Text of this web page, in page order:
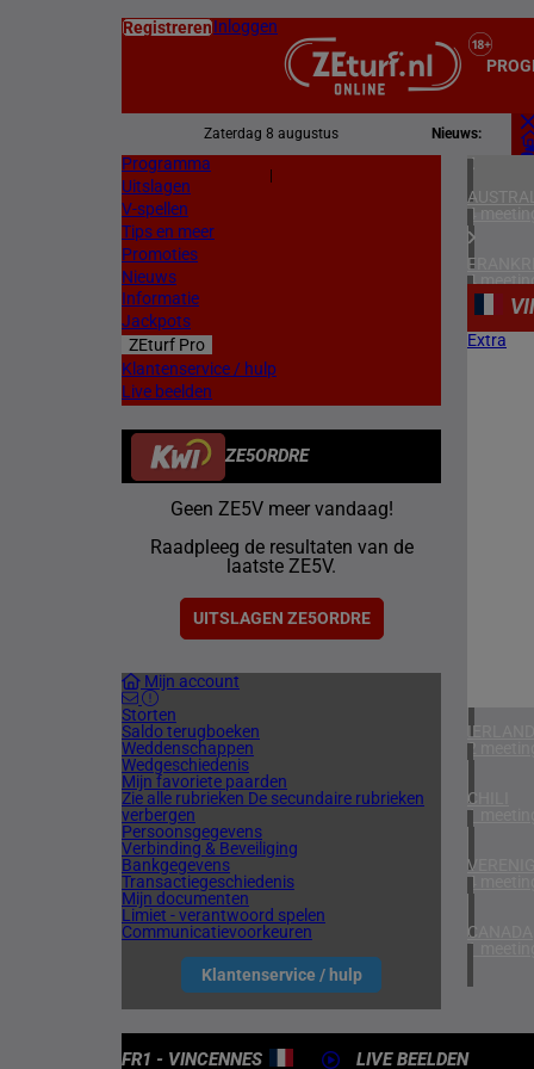
RegistrerenInloggen
Zaterdag 8 augustus Nieuws:
Programma
Uitslagen
V-spellen
Tips en meer
Promoties
Nieuws
Informatie
Jackpots
ZEturf Pro
Klantenservice / hulp
Live beelden
ZE5ORDRE
Geen ZE5V meer vandaag!
Raadpleeg de resultaten van de
laatste ZE5V.
UITSLAGEN ZE5ORDRE
Mijn account
Storten
Saldo terugboeken
Weddenschappen
Wedgeschiedenis
Mijn favoriete paarden
Zie alle rubrieken De secundaire rubrieken
verbergen
Persoonsgegevens
Verbinding & Beveiliging
Bankgegevens
Transactiegeschiedenis
Mijn documenten
Limiet - verantwoord spelen
Communicatievoorkeuren
Klantenservice / hulp
4
4
1
IERLAND
2
CHILI
1
4
CANADA
1
Extra
FR1 - VINCENNES LIVE BEELDEN